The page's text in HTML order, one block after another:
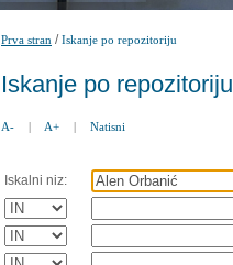
Prva stran /Iskanje po repozitoriju
Iskanje po repozitoriju
A- | A+ | Natisni
Iskalni niz: